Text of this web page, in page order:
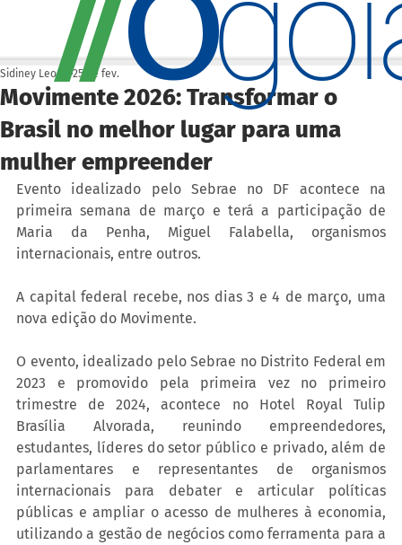
Movimente 2026: Transformar o
Brasil no melhor lugar para uma
mulher empreender
Sidiney Leonis 25 de fev.
Evento idealizado pelo Sebrae no DF acontece na
primeira semana de março e terá a participação de
Maria da Penha, Miguel Falabella, organismos
internacionais, entre outros.
A capital federal recebe, nos dias 3 e 4 de março, uma
nova edição do Movimente.
O evento, idealizado pelo Sebrae no Distrito Federal em
2023 e promovido pela primeira vez no primeiro
trimestre de 2024, acontece no Hotel Royal Tulip
Brasília Alvorada, reunindo empreendedores,
estudantes, líderes do setor público e privado, além de
parlamentares e representantes de organismos
internacionais para debater e articular políticas
públicas e ampliar o acesso de mulheres à economia,
utilizando a gestão de negócios como ferramenta para a